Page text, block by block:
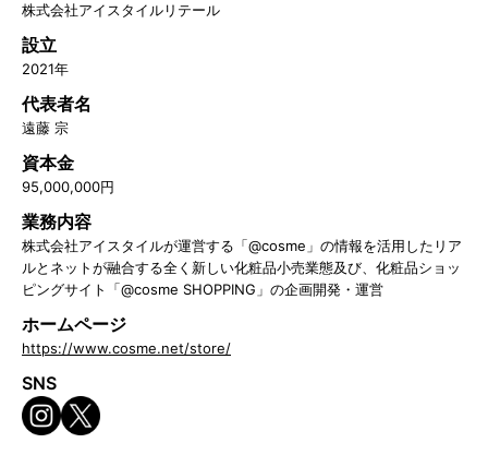
株式会社アイスタイルリテール
設立
2021年
代表者名
遠藤 宗
資本金
95,000,000円
業務内容
株式会社アイスタイルが運営する「@cosme」の情報を活用したリア
ルとネットが融合する全く新しい化粧品小売業態及び、化粧品ショッ
ピングサイト「@cosme SHOPPING」の企画開発・運営
ホームページ
https://www.cosme.net/store/
SNS